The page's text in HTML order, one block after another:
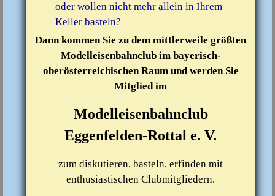
oder wollen nicht mehr allein in Ihrem
Keller basteln?
Dann kommen Sie zu dem mittlerweile größten
Modelleisenbahnclub im bayerisch-
oberösterreichischen Raum und werden Sie
Mitglied im
Modelleisenbahnclub
Eggenfelden-Rottal e. V.
zum diskutieren, basteln, erfinden mit
enthusiastischen Clubmitgliedern.